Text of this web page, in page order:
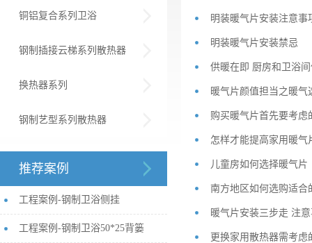
铜铝复合系列卫浴
钢制插接云梯系列散热器
换热器系列
钢制艺型系列散热器
推荐案例
工程案例-钢制卫浴侧挂
工程案例-钢制卫浴50*25背篓
明装暖气片安装注意事
明装暖气片安装禁忌
供暖在即 厨房和卫浴
暖气片颜值担当之暖气
购买暖气片首先要考虑
怎样才能提高家用暖气
儿童房如何选择暖气片
南方地区如何选购适合
暖气片安装三步走 注
更换家用散热器需考虑